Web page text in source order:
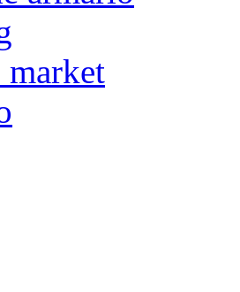
market